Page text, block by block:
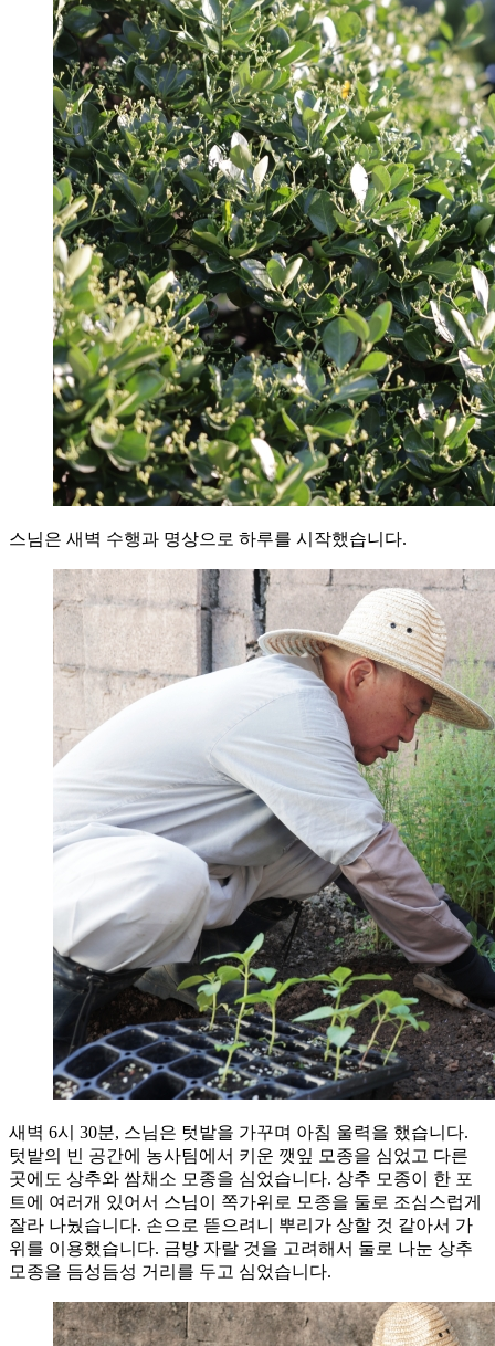
스님은 새벽 수행과 명상으로 하루를 시작했습니다.
새벽 6시 30분, 스님은 텃밭을 가꾸며 아침 울력을 했습니다.
텃밭의 빈 공간에 농사팀에서 키운 깻잎 모종을 심었고 다른
곳에도 상추와 쌈채소 모종을 심었습니다. 상추 모종이 한 포
트에 여러개 있어서 스님이 쪽가위로 모종을 둘로 조심스럽게
잘라 나눴습니다. 손으로 뜯으려니 뿌리가 상할 것 같아서 가
위를 이용했습니다. 금방 자랄 것을 고려해서 둘로 나눈 상추
모종을 듬성듬성 거리를 두고 심었습니다.